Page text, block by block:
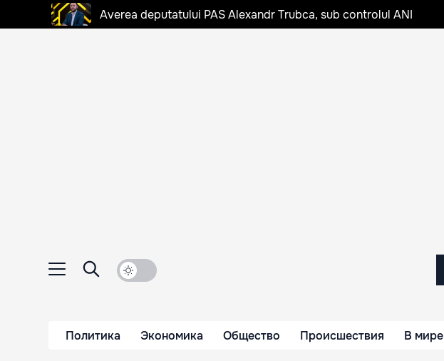
Averea deputatului PAS Alexandr Trubca, sub controlul ANI
Политика Экономика Общество Происшествия В мире